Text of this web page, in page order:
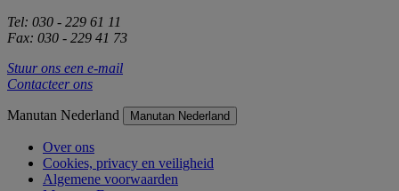
Tel: 030 - 229 61 11
Fax: 030 - 229 41 73
Stuur ons een e-mail
Contacteer ons
Manutan Nederland Manutan Nederland
Over ons
Cookies, privacy en veiligheid
Algemene voorwaarden